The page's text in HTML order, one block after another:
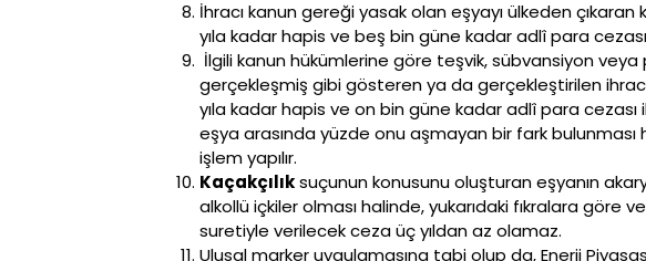
İhracı kanun gereği yasak olan eşyayı ülkeden
yıla kadar hapis ve beş bin güne kadar adlî para cezası
İlgili kanun hükümlerine göre teşvik, sübvansiyon
gerçekleşmiş gibi gösteren ya da gerçekleştirilen
yıla kadar hapis ve on bin güne kadar adlî para
eşya arasında yüzde onu aşmayan bir fark bulunması
işlem yapılır.
Kaçakçılıksuçunun konusunu oluşturan eşyanın
alkollü içkiler olması halinde, yukarıdaki fıkralara göre
suretiyle verilecek ceza üç yıldan az olamaz.
Ulusal marker uygulamasına tabi olup da, Enerji